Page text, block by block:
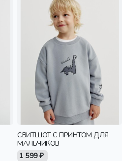
СВИТШОТ С ПРИНТОМ ДЛЯ
МАЛЬЧИКОВ
1 599 ₽